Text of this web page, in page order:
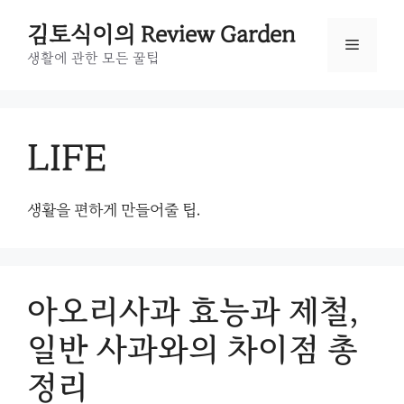
content
김토식이의 Review Garden
생활에 관한 모든 꿀팁
Menu
LIFE
생활을 편하게 만들어줄 팁.
아오리사과 효능과 제철,
일반 사과와의 차이점 총
정리